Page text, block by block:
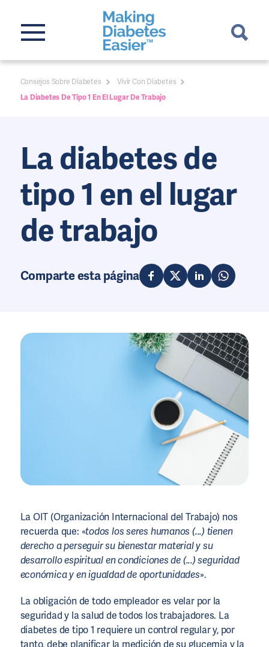
Consejos Sobre Diabetes
Vivir Con Diabetes
La Diabetes De Tipo 1 En El Lugar De Trabajo
La diabetes de
tipo 1 en el lugar
de trabajo
Comparte esta página
La OIT (Organización Internacional del Trabajo) nos
recuerda que: «todos los seres humanos (...) tienen
derecho a perseguir su bienestar material y su
desarrollo espiritual en condiciones de (...) seguridad
económica y en igualdad de oportunidades».
La obligación de todo empleador es velar por la
seguridad y la salud de todos los trabajadores. La
diabetes de tipo 1 requiere un control regular y, por
tanto, debe planificar la medición de su glucemia y la